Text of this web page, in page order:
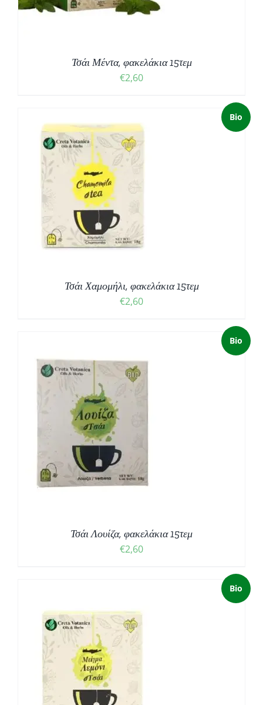
Τσάι Μέντα, φακελάκια 15τεμ
€2,60
Bio
Τσάι Χαμομήλι, φακελάκια 15τεμ
€2,60
Bio
Τσάι Λουίζα, φακελάκια 15τεμ
€2,60
Bio